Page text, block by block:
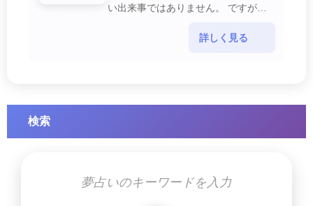
い出来事ではありません。 ですが、
詳しく見る
検索